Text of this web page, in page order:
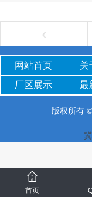
‹
网站首页 关
厂区展示 最
版权所有
首页